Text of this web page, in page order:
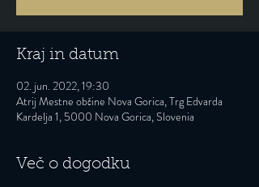
Kraj in datum
02. jun. 2022, 19:30
Atrij Mestne občine Nova Gorica, Trg Edvarda
Kardelja 1, 5000 Nova Gorica, Slovenia
Več o dogodku